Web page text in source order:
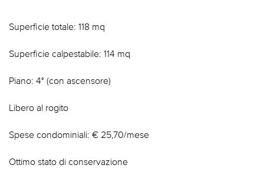
Superficie totale: 118 mq
Superficie calpestabile: 114 mq
Piano: 4° (con ascensore)
Libero al rogito
Spese condominiali: € 25,70/mese
Ottimo stato di conservazione